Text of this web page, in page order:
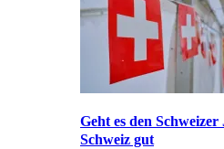
Geht es den
Schweiz gut